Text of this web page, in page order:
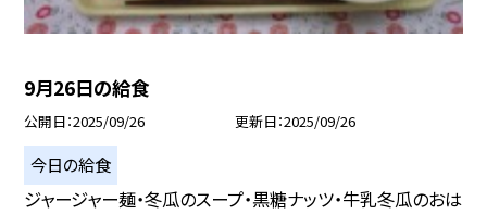
9月26日の給食
公開日 2025/09/26 更新日 2025/09/26
今日の給食
ジャージャー麺・冬瓜のスープ・黒糖ナッツ・牛乳冬瓜のおは